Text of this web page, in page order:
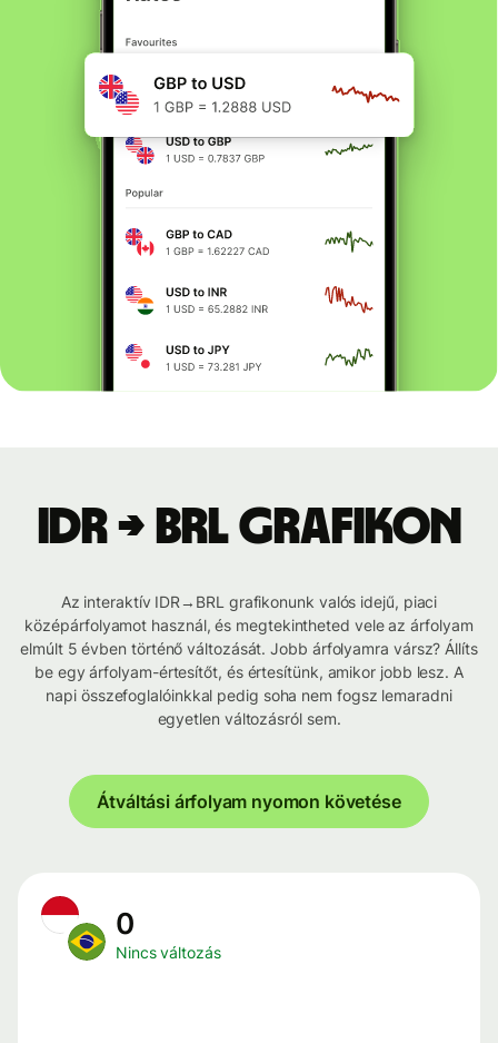
IDR → BRL grafikon
Az interaktív IDR→BRL grafikonunk valós idejű, piaci
középárfolyamot használ, és megtekintheted vele az árfolyam
elmúlt 5 évben történő változását. Jobb árfolyamra vársz? Állíts
be egy árfolyam-értesítőt, és értesítünk, amikor jobb lesz. A
napi összefoglalóinkkal pedig soha nem fogsz lemaradni
egyetlen változásról sem.
Átváltási árfolyam nyomon követése
0
Nincs változás